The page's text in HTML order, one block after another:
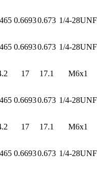
0.66930.673 1/4-28UNF
0.66930.673 1/4-28UNF
17 17.1 M6x1
0.66930.673 1/4-28UNF
17 17.1 M6x1
0.66930.673 1/4-28UNF